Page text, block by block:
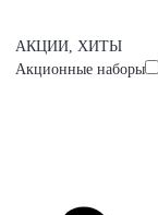
АКЦИИ, ХИТЫ
Акционные наборы